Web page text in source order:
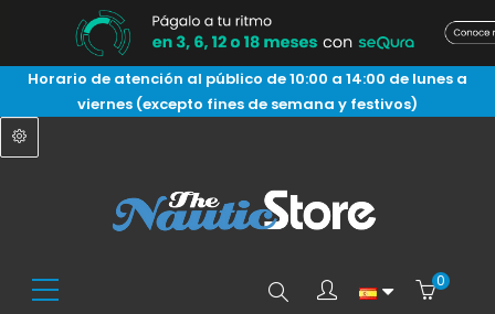
Horario de atención al público de 10:00 a 14:00 de lunes a
viernes (excepto fines de semana y festivos)
Buscar 0